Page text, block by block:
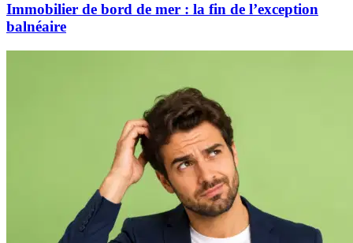
Immobilier de bord de mer : la fin de l’exception
balnéaire